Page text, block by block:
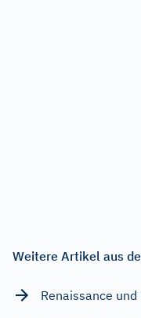
Weitere Artikel aus
Renaissance